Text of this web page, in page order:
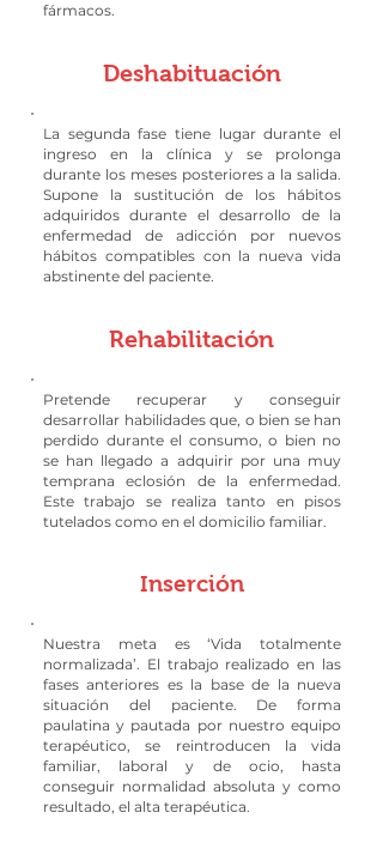
fármacos.
Deshabituación
La segunda fase tiene lugar durante el
ingreso en la clínica y se prolonga
durante los meses posteriores a la salida.
Supone la sustitución de los hábitos
adquiridos durante el desarrollo de la
enfermedad de adicción por nuevos
hábitos compatibles con la nueva vida
abstinente del paciente.
Rehabilitación
Pretende recuperar y conseguir
desarrollar habilidades que, o bien se han
perdido durante el consumo, o bien no
se han llegado a adquirir por una muy
temprana eclosión de la enfermedad.
Este trabajo se realiza tanto en pisos
tutelados como en el domicilio familiar.
Inserción
Nuestra meta es ‘Vida totalmente
normalizada’. El trabajo realizado en las
fases anteriores es la base de la nueva
situación del paciente. De forma
paulatina y pautada por nuestro equipo
terapéutico, se reintroducen la vida
familiar, laboral y de ocio, hasta
conseguir normalidad absoluta y como
resultado, el alta terapéutica.